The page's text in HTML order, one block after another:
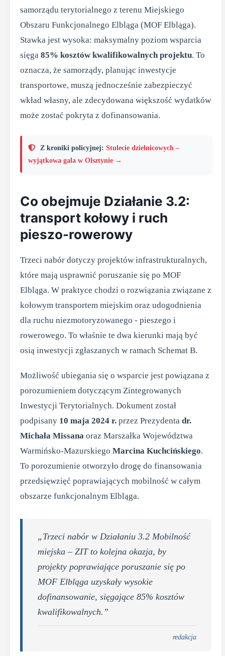
samorządu terytorialnego z terenu Miejskiego
Obszaru Funkcjonalnego Elbląga (MOF Elbląga).
Stawka jest wysoka: maksymalny poziom wsparcia
sięga 85% kosztów kwalifikowalnych projektu. To
oznacza, że samorządy, planując inwestycje
transportowe, muszą jednocześnie zabezpieczyć
wkład własny, ale zdecydowana większość wydatków
może zostać pokryta z dofinansowania.
Z kroniki policyjnej: Stulecie dzielnicowych –
wyjątkowa gala w Olsztynie →
Co obejmuje Działanie 3.2:
transport kołowy i ruch
pieszo-rowerowy
Trzeci nabór dotyczy projektów infrastrukturalnych,
które mają usprawnić poruszanie się po MOF
Elbląga. W praktyce chodzi o rozwiązania związane z
kołowym transportem miejskim oraz udogodnienia
dla ruchu niezmotoryzowanego - pieszego i
rowerowego. To właśnie te dwa kierunki mają być
osią inwestycji zgłaszanych w ramach Schemat B.
Możliwość ubiegania się o wsparcie jest powiązana z
porozumieniem dotyczącym Zintegrowanych
Inwestycji Terytorialnych. Dokument został
podpisany 10 maja 2024 r. przez Prezydenta dr.
Michała Missana oraz Marszałka Województwa
Warmińsko-Mazurskiego Marcina Kuchcińskiego.
To porozumienie otworzyło drogę do finansowania
przedsięwzięć poprawiających mobilność w całym
obszarze funkcjonalnym Elbląga.
„Trzeci nabór w Działaniu 3.2 Mobilność
miejska – ZIT to kolejna okazja, by
projekty poprawiające poruszanie się po
MOF Elbląga uzyskały wysokie
dofinansowanie, sięgające 85% kosztów
kwalifikowalnych.”
redakcja